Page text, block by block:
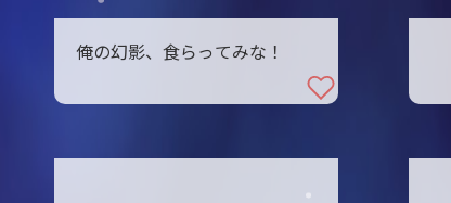
俺の幻影、食らってみな！